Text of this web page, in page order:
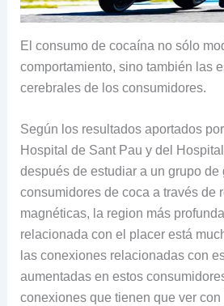
El consumo de cocaína no sólo
comportamiento, sino también las
cerebrales de los consumidores.
Según los resultados aportados
Hospital de Sant Pau y del
después de estudiar a un grupo de
consumidores de coca a través de
magnéticas, la region más
relacionada con el placer está
las conexiones relacionadas con
aumentadas en estos
conexiones que tienen que ver